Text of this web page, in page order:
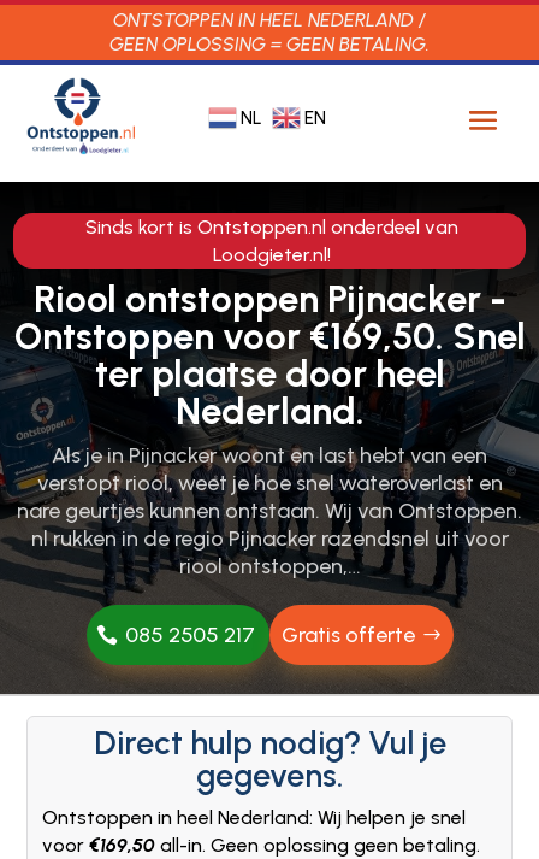
ONTSTOPPEN IN HEEL NEDERLAND /
GEEN OPLOSSING = GEEN BETALING.
NL EN
Sinds kort is Ontstoppen.nl onderdeel van
Loodgieter.nl!
Riool ontstoppen Pijnacker -
Ontstoppen voor €169,50. Snel
ter plaatse door heel
Nederland.
Als je in Pijnacker woont en last hebt van een
verstopt riool, weet je hoe snel wateroverlast en
nare geurtjes kunnen ontstaan.​ Wij van Ontstoppen.​
nl rukken in de regio Pijnacker razendsnel uit voor
riool ontstoppen,…
085 2505 217 Gratis offerte
Direct hulp nodig? Vul je
gegevens.
Ontstoppen in heel Nederland: Wij helpen je snel
voor€169,50 all-in. Geen oplossing geen betaling.